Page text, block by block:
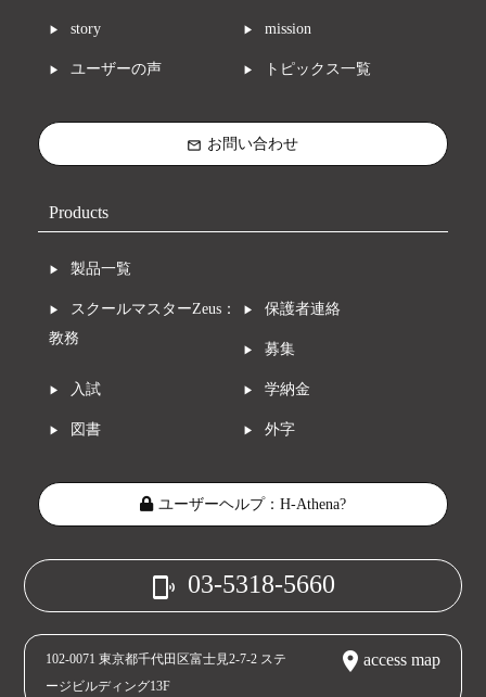
story mission
ユーザーの声 トピックス一覧
mail_outline お問い合わせ
Products
製品一覧
スクールマスターZeus：
教務
保護者連絡
募集
入試 学納金
図書 外字
ユーザーヘルプ：H-Athena?
phonelink_ring 03-5318-5660
102-0071 東京都千代田区富士見2-7-2 ステ
ージビルディング13F
place access map